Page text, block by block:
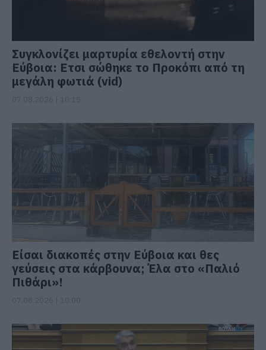
Συγκλονίζει μαρτυρία εθελοντή στην
Εύβοια: Ετσι σώθηκε το Προκόπι από τη
μεγάλη φωτιά (vid)
Είσαι διακοπές στην Εύβοια και θες
γεύσεις στα κάρβουνα; Έλα στο «Παλιό
Πιθάρι»!